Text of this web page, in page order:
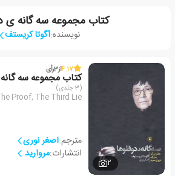
کتاب مجموعه سه گانه ی
نویسنده:آگوتا کریستف
2
4.17از3رأی
کتاب مجموعه سه
(3 جلدی)
Proof, The Third Lie
مترجم:اصغر نوری
انتشارات:مروارید